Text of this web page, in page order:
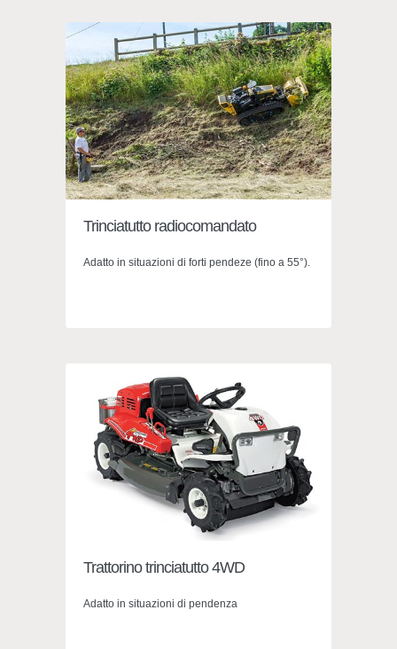
Trinciatutto radiocomandato
Adatto in situazioni di forti pendeze (fino a 55°).
Trattorino trinciatutto 4WD
Adatto in situazioni di pendenza